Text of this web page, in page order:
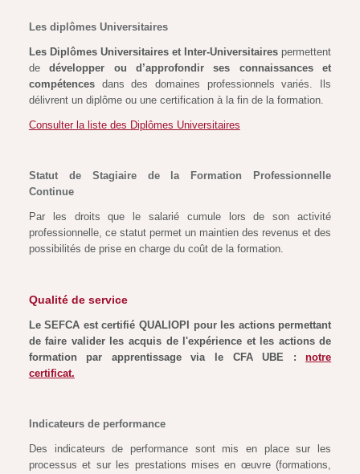
Les diplômes Universitaires
Les Diplômes Universitaires et Inter-Universitaires permettent
dedévelopper ou d’approfondir ses connaissances et
compétencesdans des domaines professionnels variés. Ils
délivrent un diplôme ou une certification à la fin de la formation.
Consulter la liste des Diplômes Universitaires
Statut de Stagiaire de la Formation Professionnelle
Continue
Par les droits que le salarié cumule lors de son activité
professionnelle, ce statut permet un maintien des revenus et des
possibilités de prise en charge du coût de la formation.
Qualité de service
Le SEFCA est certifié QUALIOPI pour les actions permettant
de faire valider les acquis de l'expérience et les actions de
formation par apprentissage via le CFA UBE :notre
certificat.
Indicateurs de performance
Des indicateurs de performance sont mis en place sur les
processus et sur les prestations mises en œuvre (formations,